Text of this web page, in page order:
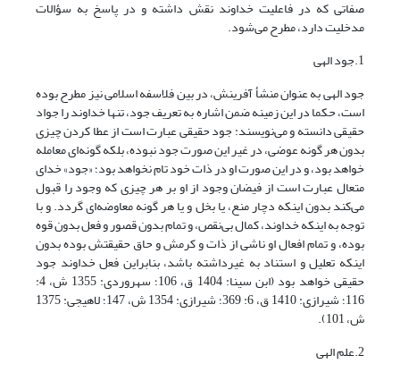
صفاتی که در فاعلیت خداوند نقش داشته و در پاسخ به سؤالات
مدخلیت دارد، مطرح می‌شود.
1.جود الهی
جود الهی به عنوان منشأ آفرینش، در بین فلاسفه اسلامی نیز مطرح بوده
است، حکما در این زمینه ضمن اشاره به تعریف جود، تنها خداوند را جواد
حقیقی دانسته ‌و می‌نویسند: جود حقیقی عبارت است از عطا کردن چیزی
بدون هر گونه عوضی، ‌در غیر این صورت جود نبوده، بلکه گونه‌ای معامله
خواهد بود، و در این صورت او در ذات خود تام نخواهد بود؛ «جود» خدای
متعال عبارت است از فیضان وجود از او بر هر چیزی که وجود را قبول
می‌کند بدون اینکه دچار منع،‌ یا بخل و یا هر گونه معاوضه‌ای گردد. و با
توجه به اینکه خداوند، کمال بی‌نقص، و تمام بدون قصور و فعل بدون قوه
بوده، ‌و تمام افعال او ناشی از ذات و کرمش و حاق حقیقتش بوده بدون
اینکه تعلیل و استناد به غیرداشته باشد،‌ بنابراین فعل خداوند جود
حقیقی خواهد بود (ابن سینا: 1404 ق، 106؛ سهروردی: 1355 ش، 4:
116؛ شیرازی: 1410 ق، 6: 369؛ شیرازی: 1354 ش، 147؛ لاهیجی: 1375
ش، 101).
2.علم الهی